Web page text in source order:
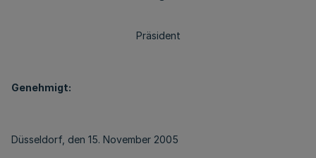
Präsident
Genehmigt:
Düsseldorf, den 15. November 2005